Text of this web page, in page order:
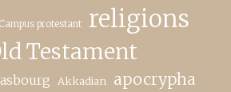
protestant religions
Testament
Akkadian apocrypha